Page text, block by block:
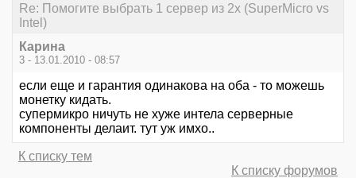
Re: Помогите выбрать 1 сервер из 2х (SuperMicro vs
Intel)
Карина
3 - 13.01.2010 - 08:57
если еще и гарантия одинакова на оба - то можешь
монетку кидать.
супермикро ничуть не хуже интела серверные
компоненты делаит. тут уж имхо..
К списку тем
К списку форумов